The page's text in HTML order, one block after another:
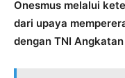
Onesmus melalui
dari upaya
dengan TNI Angkatan